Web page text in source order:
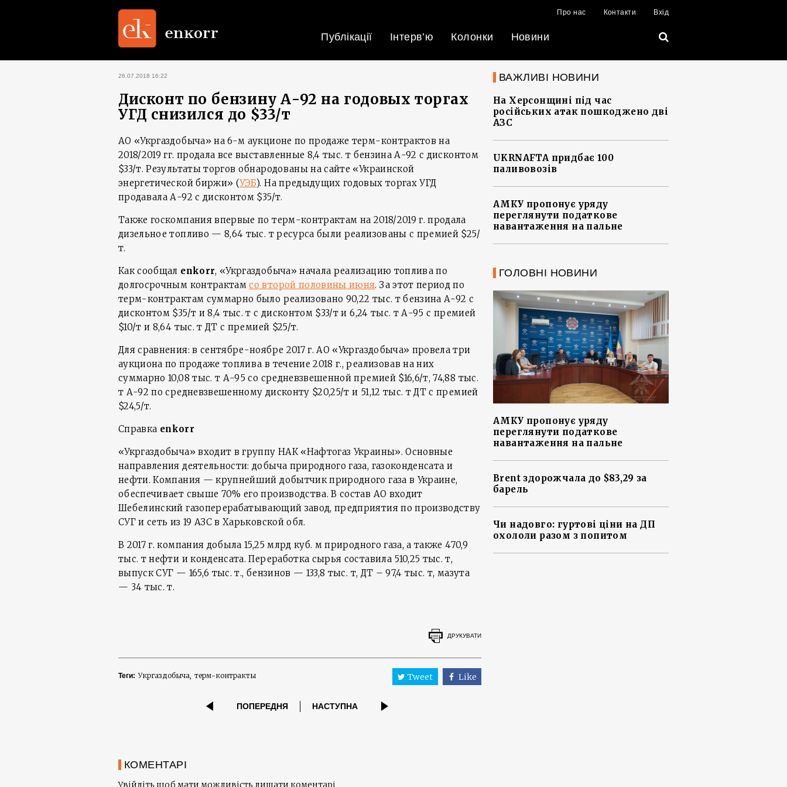
Про нас Контакти Вхід
Публікації Інтерв’ю Колонки Новини
26.07.2018 16:22
Дисконт по бензину А-92 на годовых торгах
УГД снизился до $33/т
АО «Укргаздобыча» на 6-м аукционе по продаже терм-контрактов на
2018/2019 гг. продала все выставленные 8,4 тыс. т бензина А-92 с дисконтом
$33/т. Результаты торгов обнародованы на сайте «Украинской
энергетической биржи» (УЭБ). На предыдущих годовых торгах УГД
продавала А-92 с дисконтом $35/т.
Также госкомпания впервые по терм-контрактам на 2018/2019 г. продала
дизельное топливо — 8,64 тыс. т ресурса были реализованы с премией $25/
т.
Как сообщал enkorr, «Укргаздобыча» начала реализацию топлива по
долгосрочным контрактамсо второй половины июня. За этот период по
терм-контрактам суммарно было реализовано 90,22 тыс. т бензина А-92 с
дисконтом $35/т и 8,4 тыс. т с дисконтом $33/т и 6,24 тыс. т А-95 с премией
$10/т и 8,64 тыс. т ДТ с премией $25/т.
Для сравнения: в сентябре-ноябре 2017 г. АО «Укргаздобыча» провела три
аукциона по продаже топлива в течение 2018 г., реализовав на них
суммарно 10,08 тыс. т А-95 со средневзвешенной премией $16,6/т, 74,88 тыс.
т А-92 по средневзвешенному дисконту $20,25/т и 51,12 тыс. т ДТ с премией
$24,5/т.
Справка enkorr
«Укргаздобыча» входит в группу НАК «Нафтогаз Украины». Основные
направления деятельности: добыча природного газа, газоконденсата и
нефти. Компания — крупнейший добытчик природного газа в Украине,
обеспечивает свыше 70% его производства. В состав АО входит
Шебелинский газоперерабатывающий завод, предприятия по производству
СУГ и сеть из 19 АЗС в Харьковской обл.
В 2017 г. компания добыла 15,25 млрд куб. м природного газа, а также 470,9
тыс. т нефти и конденсата. Переработка сырья составила 510,25 тыс. т,
выпуск СУГ — 165,6 тыс. т., бензинов — 133,8 тыс. т, ДТ – 97,4 тыс. т, мазута
— 34 тыс. т.
ДРУКУВАТИ
Теги: Укргаздобыча терм-контракты Tweet Like
ПОПЕРЕДНЯ НАСТУПНА
КОМЕНТАРІ
Увійдіть щоб мати можливість лишати коментарі
ВАЖЛИВІ НОВИНИ
На Херсонщині під час
російських атак пошкоджено дві
АЗС
UKRNAFTA придбає 100
паливовозів
АМКУ пропонує уряду
переглянути податкове
навантаження на пальне
ГОЛОВНІ НОВИНИ
АМКУ пропонує уряду
переглянути податкове
навантаження на пальне
Brent здорожчала до $83,29 за
барель
Чи надовго: гуртові ціни на ДП
охололи разом з попитом